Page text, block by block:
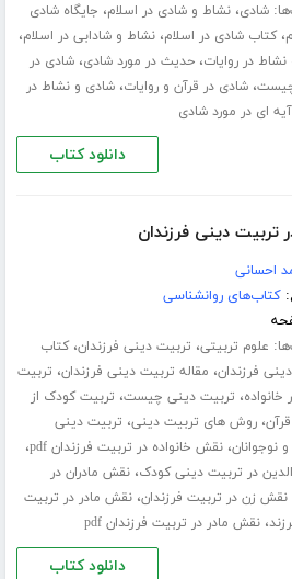
شادی،نشاط و شادی در اسلام، جایگاه شادی
،کتاب شادی در اسلام،نشاط و شادابی در اسلام،
در روایات،حدیث در مورد شادی،شادی در
چیست،شادی در قرآن و روایات،شادی و نشاط در
آیه ای در مورد شادی
دانلود کتاب
تربیت دینی فرزندان
احسانی
کتاب‌های روانشناسی
علوم تربیتی، تربیت دینی فرزندان،کتاب
فرزندان، مقاله تربیت دینی فرزندان، تربیت
خانواده، تربیت دینی چیست، تربیت کودک از
،روش های تربیت دینی، تربیت دینی
نوجوانان،نقش خانواده در تربیت فرزندان pdf ،
در تربیت دینی کودک،نقش مادران در
نقش زن در تربیت فرزندان،نقش مادر در تربیت
،نقش مادر در تربیت فرزندان pdf
دانلود کتاب